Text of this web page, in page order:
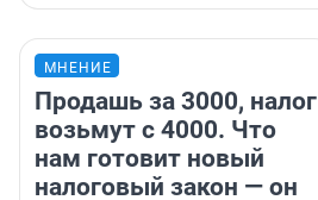
МНЕНИЕ
Продашь за 3000, налог
возьмут с 4000. Что
нам готовит новый
налоговый закон — он